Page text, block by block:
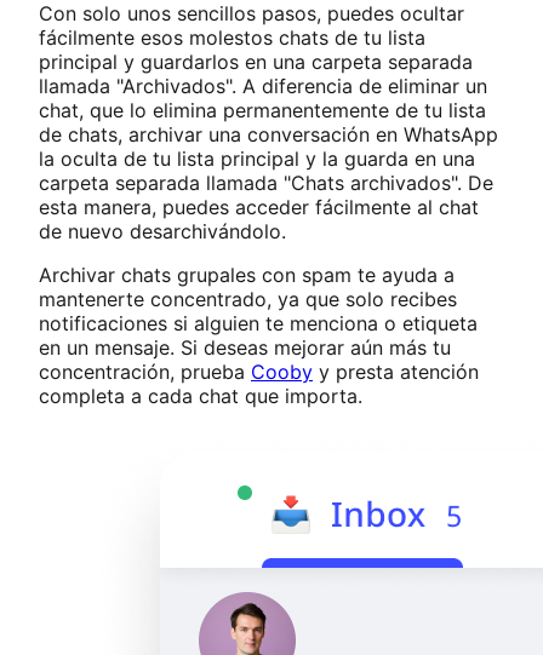
Con solo unos sencillos pasos, puedes ocultar
fácilmente esos molestos chats de tu lista
principal y guardarlos en una carpeta separada
llamada "Archivados". A diferencia de eliminar un
chat, que lo elimina permanentemente de tu lista
de chats, archivar una conversación en WhatsApp
la oculta de tu lista principal y la guarda en una
carpeta separada llamada "Chats archivados". De
esta manera, puedes acceder fácilmente al chat
de nuevo desarchivándolo.
Archivar chats grupales con spam te ayuda a
mantenerte concentrado, ya que solo recibes
notificaciones si alguien te menciona o etiqueta
en un mensaje. Si deseas mejorar aún más tu
concentración, prueba Cooby y presta atención
completa a cada chat que importa.